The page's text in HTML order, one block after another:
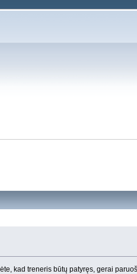
kad treneris būtų patyręs, gerai